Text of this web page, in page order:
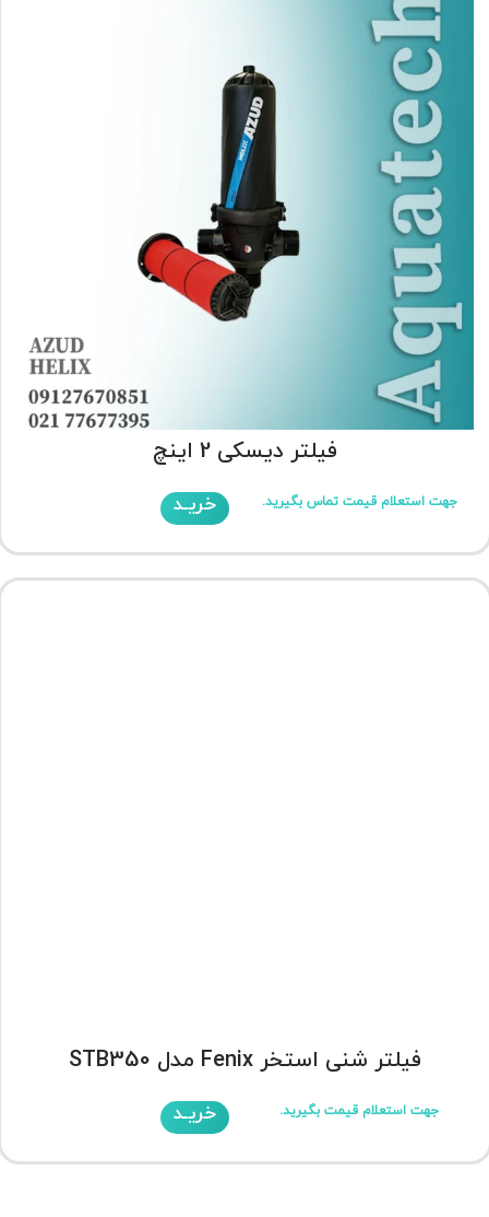
فیلتر دیسکی 2 اینچ
جهت استعلام قیمت تماس بگیرید. خریـد
فیلتر شنی استخر Fenix مدل STB350
جهت استعلام قیمت بگیرید. خریـد